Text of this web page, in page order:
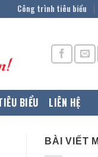
Công trình tiêu biểu
BIỂU LIÊN HỆ
BÀI VIẾT